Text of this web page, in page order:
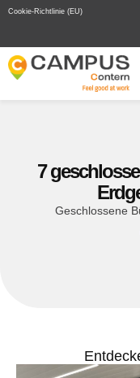
Cookie-Richtlinie (EU)
7
Geschlossene